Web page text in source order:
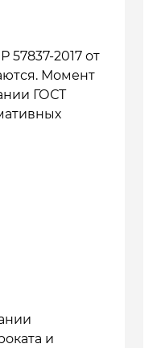
2017 от
Момент
ГОСТ
и